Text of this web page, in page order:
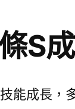
S
能成長，